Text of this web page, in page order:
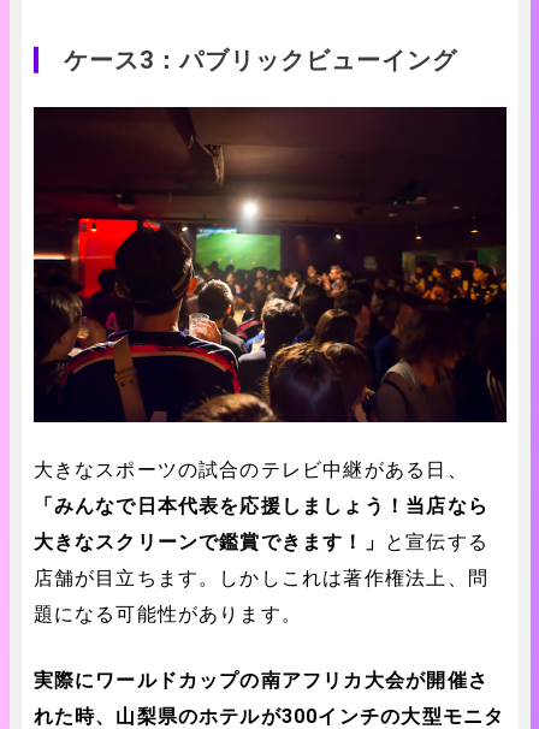
ケース3：パブリックビューイング
大きなスポーツの試合のテレビ中継がある日、
「みんなで日本代表を応援しましょう！当店なら
大きなスクリーンで鑑賞できます！」 と宣伝する
店舗が目立ちます。しかしこれは著作権法上、問
題になる可能性があります。
実際にワールドカップの南アフリカ大会が開催さ
れた時、山梨県のホテルが300インチの大型モニタ